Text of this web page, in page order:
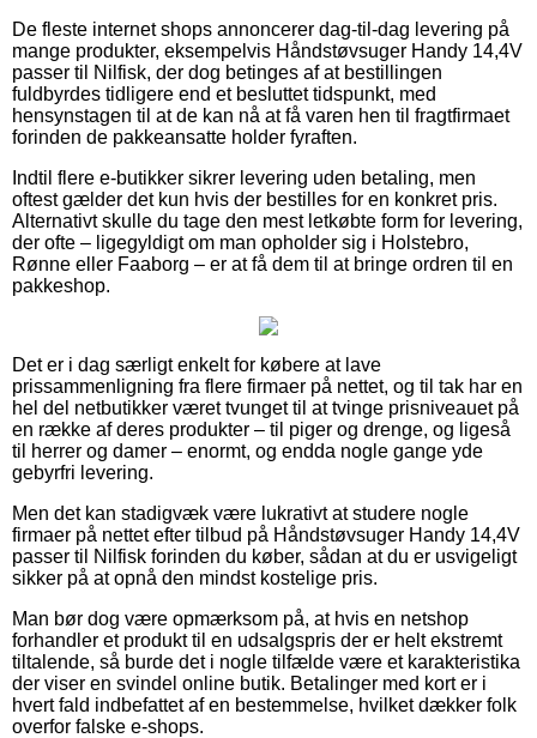
De fleste internet shops annoncerer dag-til-dag levering på
mange produkter, eksempelvis Håndstøvsuger Handy 14,4V
passer til Nilfisk, der dog betinges af at bestillingen
fuldbyrdes tidligere end et besluttet tidspunkt, med
hensynstagen til at de kan nå at få varen hen til fragtfirmaet
forinden de pakkeansatte holder fyraften.
Indtil flere e-butikker sikrer levering uden betaling, men
oftest gælder det kun hvis der bestilles for en konkret pris.
Alternativt skulle du tage den mest letkøbte form for levering,
der ofte – ligegyldigt om man opholder sig i Holstebro,
Rønne eller Faaborg – er at få dem til at bringe ordren til en
pakkeshop.
Det er i dag særligt enkelt for købere at lave
prissammenligning fra flere firmaer på nettet, og til tak har en
hel del netbutikker været tvunget til at tvinge prisniveauet på
en række af deres produkter – til piger og drenge, og ligeså
til herrer og damer – enormt, og endda nogle gange yde
gebyrfri levering.
Men det kan stadigvæk være lukrativt at studere nogle
firmaer på nettet efter tilbud på Håndstøvsuger Handy 14,4V
passer til Nilfisk forinden du køber, sådan at du er usvigeligt
sikker på at opnå den mindst kostelige pris.
Man bør dog være opmærksom på, at hvis en netshop
forhandler et produkt til en udsalgspris der er helt ekstremt
tiltalende, så burde det i nogle tilfælde være et karakteristika
der viser en svindel online butik. Betalinger med kort er i
hvert fald indbefattet af en bestemmelse, hvilket dækker folk
overfor falske e-shops.